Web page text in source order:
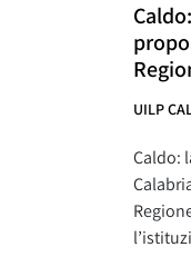
UILP
Caldo: